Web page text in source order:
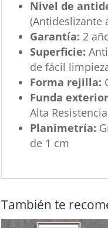
Nivel de
(Antideslizante
Garantía: 2
Superficie:
de fácil
Forma rejilla:
Funda
Alta
Planimetría:
de 1 cm
También te